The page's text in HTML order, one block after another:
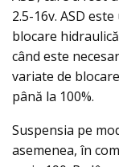
2.5-16v. ASD
blocare
când este
variate de
până la 100%.
Suspensia pe
asemenea, în